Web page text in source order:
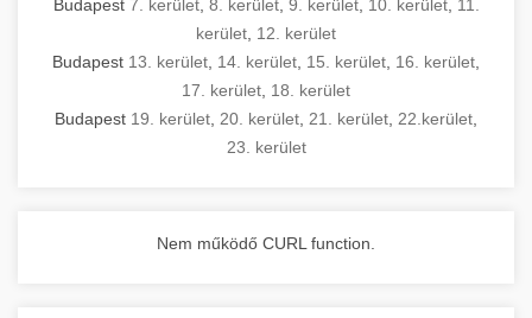
Budapest 7. kerület, 8. kerület, 9. kerület, 10. kerület, 11.
kerület 12. kerület
Budapest 13. kerület 14. kerület 15. kerület 16. kerület
17. kerület 18. kerület
Budapest 19. kerület 20. kerület 21. kerület 22.kerület
23. kerület
Nem működő CURL function.